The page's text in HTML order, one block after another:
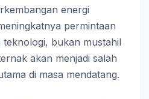
energi
permintaan
bukan mustahil
akan menjadi salah
di masa mendatang.